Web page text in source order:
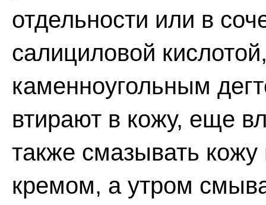
отдельности или в
салициловой
каменноугольным
втирают в кожу, еще
также смазывать
кремом, а утром